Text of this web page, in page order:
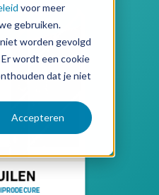
voor meer
gebruiken.
worden gevolgd
wordt een cookie
dat je niet
Accepteren